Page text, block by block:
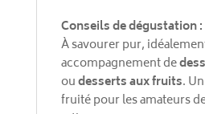
Conseils de dégustation :
À savourer pur,
accompagnement de
oudesserts aux fruits.
fruité pour les amateurs